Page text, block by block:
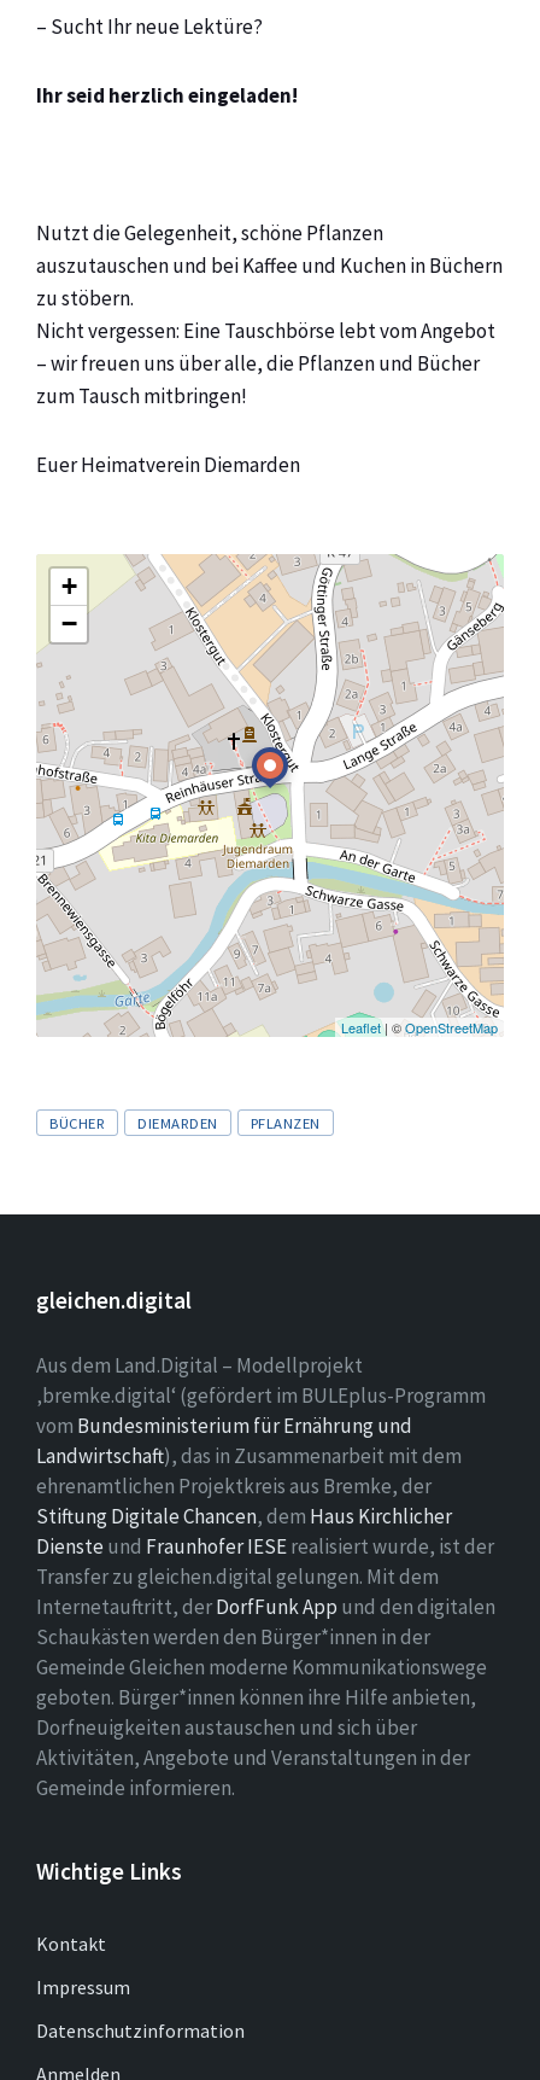
– Sucht Ihr neue Lektüre?
Ihr seid herzlich eingeladen!
Nutzt die Gelegenheit, schöne Pflanzen
auszutauschen und bei Kaffee und Kuchen in Büchern
zu stöbern.
Nicht vergessen: Eine Tauschbörse lebt vom Angebot
– wir freuen uns über alle, die Pflanzen und Bücher
zum Tausch mitbringen!
Euer Heimatverein Diemarden
+
−
Leaflet| ©OpenStreetMap
Tags
BÜCHER DIEMARDEN PFLANZEN
gleichen.digital
Aus dem Land.Digital – Modellprojekt
‚bremke.digital‘ (gefördert im BULEplus-Programm
vom Bundesministerium für Ernährung und
Landwirtschaft), das in Zusammenarbeit mit dem
ehrenamtlichen Projektkreis aus Bremke, der
Stiftung Digitale Chancen, dem Haus Kirchlicher
Dienste und Fraunhofer IESErealisiert wurde, ist der
Transfer zu gleichen.digital gelungen. Mit dem
Internetauftritt, derDorfFunk App und den digitalen
Schaukästen werden den Bürger*innen in der
Gemeinde Gleichen moderne Kommunikationswege
geboten. Bürger*innen können ihre Hilfe anbieten,
Dorfneuigkeiten austauschen und sich über
Aktivitäten, Angebote und Veranstaltungen in der
Gemeinde informieren.
Wichtige Links
Kontakt
Impressum
Datenschutzinformation
Anmelden